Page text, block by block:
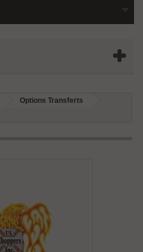
Options Transferts